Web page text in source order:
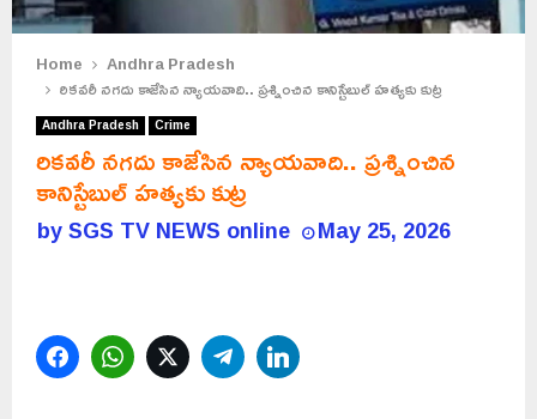
Home
Andhra Pradesh
రికవరీ నగదు కాజేసిన న్యాయవాది.. ప్రశ్నించిన కానిస్టేబుల్ హత్యకు కుట్ర
Andhra Pradesh Crime
రికవరీ నగదు కాజేసిన న్యాయవాది.. ప్రశ్నించిన
కానిస్టేబుల్ హత్యకు కుట్ర
bySGS TV NEWS online May 25, 2026
FacebookWhatsAppTwitterTelegram